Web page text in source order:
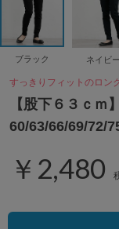
ブラック ネイビー
すっきりフィットのロン
【股下６３ｃｍ
60/63/66/69/72/
￥2,480